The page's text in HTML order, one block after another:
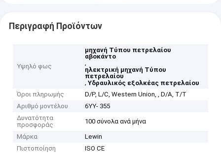
Περιγραφή Προϊόντων
Υψηλό φως
μηχανή Τύπου πετρελαίου
αβοκάντο
,
ηλεκτρική μηχανή Τύπου
πετρελαίου
,Υδραυλικός εξολκέας πετρελαίου
Όροι πληρωμής
D/P, L/C, Western Union, , D/A, T/T
Αριθμό μοντέλου
6YY- 355
Δυνατότητα
προσφοράς
100 σύνολα ανά μήνα
Μάρκα
Lewin
Πιστοποίηση
ISO CE